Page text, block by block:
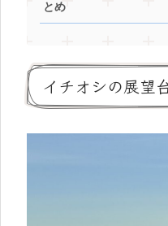
とめ
イチオシの展望